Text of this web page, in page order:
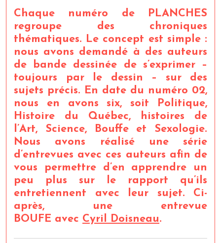
Chaque numéro de PLANCHES
regroupe des chroniques
thématiques. Le concept est simple :
nous avons demandé à des auteurs
de bande dessinée de s’exprimer –
toujours par le dessin – sur des
sujets précis. En date du numéro 02,
nous en avons six, soit Politique,
Histoire du Québec, histoires de
l’Art, Science, Bouffe et Sexologie.
Nous avons réalisé une série
d’entrevues avec ces auteurs afin de
vous permettre d’en apprendre un
peu plus sur le rapport qu’ils
entretiennent avec leur sujet. Ci-
après, une entrevue
BOUFE avec Cyril Doisneau.